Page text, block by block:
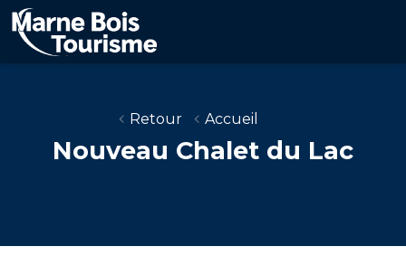
Aller
au
contenu
principal
Retour Accueil
Nouveau Chalet du Lac